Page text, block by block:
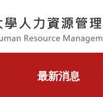
最新消息